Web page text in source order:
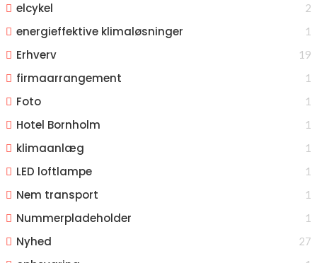
elcykel 2
energieffektive klimaløsninger 1
Erhverv 19
firmaarrangement 1
Foto 1
Hotel Bornholm 1
klimaanlæg 1
LED loftlampe 1
Nem transport 1
Nummerpladeholder 1
Nyhed 27